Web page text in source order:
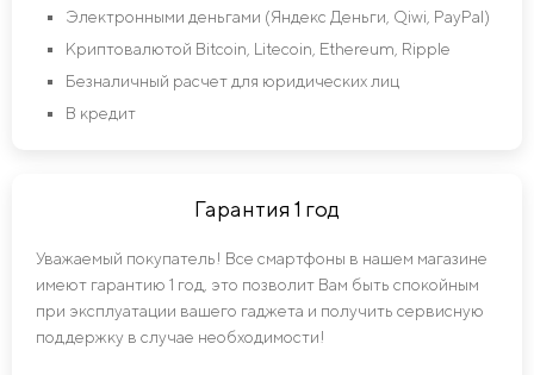
Электронными деньгами (Яндекс Деньги, Qiwi, PayPal)
Криптовалютой Bitcoin, Litecoin, Ethereum, Ripple
Безналичный расчет для юридических лиц
В кредит
Гарантия 1 год
Уважаемый покупатель! Все смартфоны в нашем магазине
имеют гарантию 1 год, это позволит Вам быть спокойным
при эксплуатации вашего гаджета и получить сервисную
поддержку в случае необходимости!